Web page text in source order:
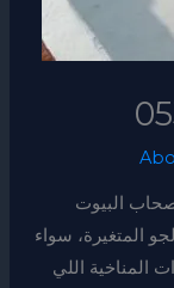
البيوت
المتغيرة، سواء
المناخية اللي